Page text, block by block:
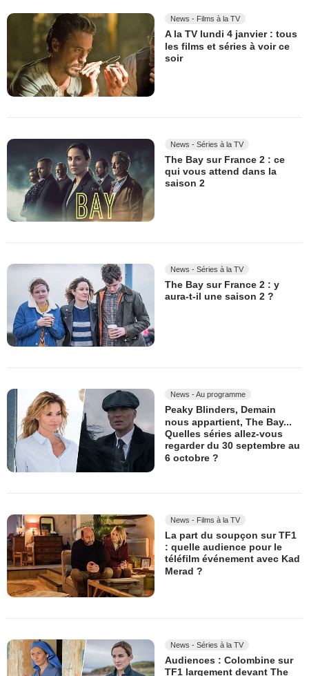
News - Films à la TV
A la TV lundi 4 janvier : tous
les films et séries à voir ce
soir
News - Séries à la TV
The Bay sur France 2 : ce
qui vous attend dans la
saison 2
News - Séries à la TV
The Bay sur France 2 : y
aura-t-il une saison 2 ?
News - Au programme
Peaky Blinders, Demain
nous appartient, The Bay...
Quelles séries allez-vous
regarder du 30 septembre au
6 octobre ?
News - Films à la TV
La part du soupçon sur TF1
: quelle audience pour le
téléfilm événement avec Kad
Merad ?
News - Séries à la TV
Audiences : Colombine sur
TF1 largement devant The